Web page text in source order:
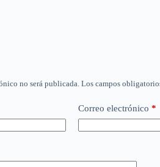
no será publicada. Los campos
Correo electrónico *